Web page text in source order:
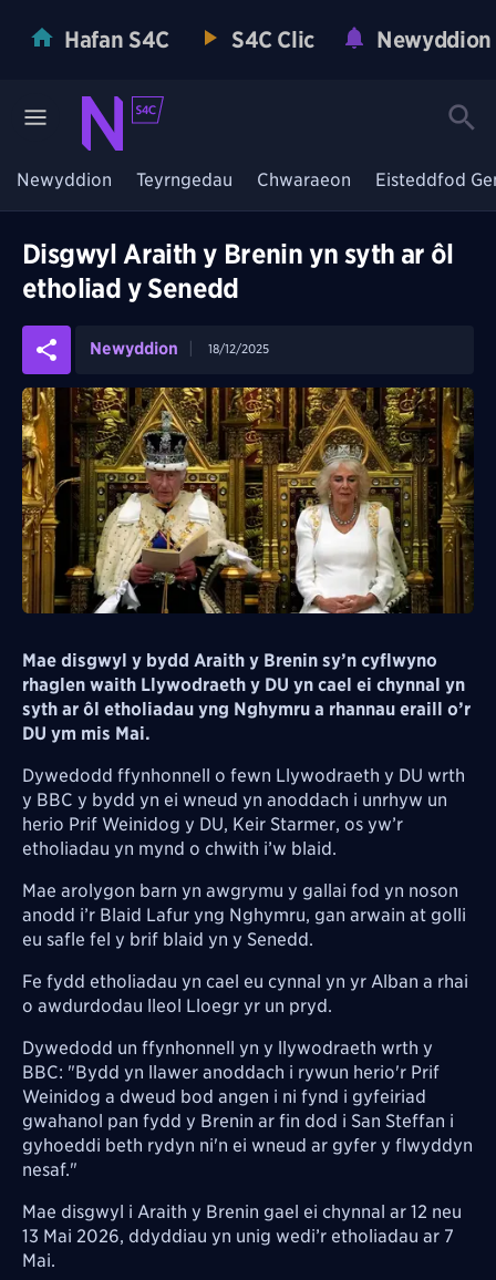
Hafan S4C S4C Clic Newyddion
Newyddion Teyrngedau Chwaraeon Eisteddfod
Disgwyl Araith y Brenin yn syth ar ôl
etholiad y Senedd
Newyddion 18/12/2025
Mae disgwyl y bydd Araith y Brenin sy’n cyflwyno
rhaglen waith Llywodraeth y DU yn cael ei chynnal yn
syth ar ôl etholiadau yng Nghymru a rhannau eraill o’r
DU ym mis Mai.
Dywedodd ffynhonnell o fewn Llywodraeth y DU wrth
y BBC y bydd yn ei wneud yn anoddach i unrhyw un
herio Prif Weinidog y DU, Keir Starmer, os yw’r
etholiadau yn mynd o chwith i’w blaid.
Mae arolygon barn yn awgrymu y gallai fod yn noson
anodd i’r Blaid Lafur yng Nghymru, gan arwain at golli
eu safle fel y brif blaid yn y Senedd.
Fe fydd etholiadau yn cael eu cynnal yn yr Alban a rhai
o awdurdodau lleol Lloegr yr un pryd.
Dywedodd un ffynhonnell yn y llywodraeth wrth y
BBC: "Bydd yn llawer anoddach i rywun herio'r Prif
Weinidog a dweud bod angen i ni fynd i gyfeiriad
gwahanol pan fydd y Brenin ar fin dod i San Steffan i
gyhoeddi beth rydyn ni'n ei wneud ar gyfer y flwyddyn
nesaf."
Mae disgwyl i Araith y Brenin gael ei chynnal ar 12 neu
13 Mai 2026, ddyddiau yn unig wedi’r etholiadau ar 7
Mai.